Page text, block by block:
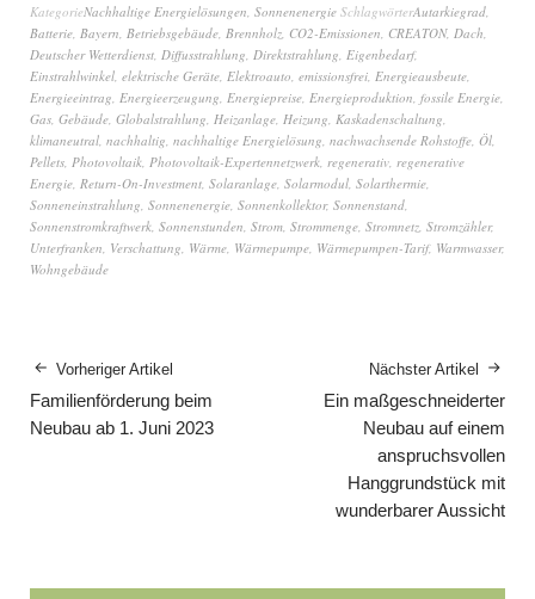
KategorieNachhaltige Energielösungen Sonnenenergie SchlagwörterAutarkiegrad
Batterie Bayern Betriebsgebäude Brennholz CO2-Emissionen CREATON, Dach
Deutscher Wetterdienst Diffusstrahlung Direktstrahlung Eigenbedarf,
Einstrahlwinkel elektrische Geräte Elektroauto emissionsfrei Energieausbeute
Energieeintrag Energieerzeugung Energiepreise Energieproduktion fossile Energie
Gas Gebäude Globalstrahlung Heizanlage Heizung Kaskadenschaltung
klimaneutral nachhaltig nachhaltige Energielösung nachwachsende Rohstoffe Öl
Pellets Photovoltaik Photovoltaik-Expertennetzwerk regenerativ regenerative
Energie Return-On-Investment Solaranlage Solarmodul Solarthermie
Sonneneinstrahlung Sonnenenergie Sonnenkollektor, Sonnenstand
Sonnenstromkraftwerk Sonnenstunden Strom Strommenge Stromnetz Stromzähler,
Unterfranken Verschattung Wärme Wärmepumpe Wärmepumpen-Tarif, Warmwasser,
Wohngebäude
Vorheriger Artikel
Familienförderung beim
Neubau ab 1. Juni 2023
Nächster Artikel
Ein maßgeschneiderter
Neubau auf einem
anspruchsvollen
Hanggrundstück mit
wunderbarer Aussicht